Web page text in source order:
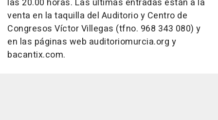
las 20.00 horas. Las últimas entradas están a la
venta en la taquilla del Auditorio y Centro de
Congresos Víctor Villegas (tfno. 968 343 080) y
en las páginas web auditoriomurcia.org y
bacantix.com.